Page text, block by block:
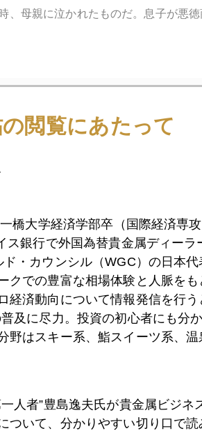
、母親に泣かれたものだ。息子が悪
ンホールと「おかえり園田くん」
ンホールでの黒田発言、１４０円も視
ンホール大波乱、ＮＹ金安に円安
ンホール、ミスタークロダは何を語る
閲覧にあたって
橋大学経済学部卒（国際経済専
ス銀行で外国為替貴金属ディーラ
・カウンシル（WGC）の日本
クでの豊富な相場体験と人脈を
経済動向について情報発信を行う
及に尽力。投資の初心者にも分
野はスキー系、鮨スイーツ系、温
人者”豊島逸夫氏が貴金属ビジネ
ついて、分かりやすい切り口で